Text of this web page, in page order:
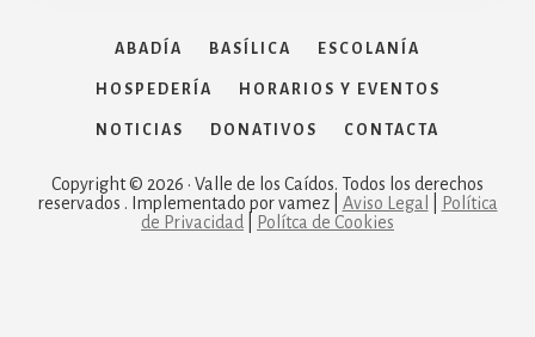
ABADÍA BASÍLICA ESCOLANÍA
HOSPEDERÍA HORARIOS Y EVENTOS
NOTICIAS DONATIVOS CONTACTA
Copyright © 2026 · Valle de los Caídos. Todos los derechos
reservados . Implementado por vamez | Aviso Legal
Política
de Privacidad
Polítca de Cookies